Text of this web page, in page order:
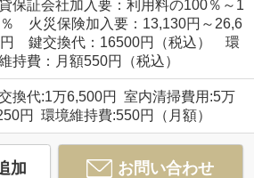
保証会社加入要：利用料の100％～1
火災保険加入要：13,130円～26,6
鍵交換代：16500円（税込） 環
持費：月額550円（税込）
換代:1万6,500円 室内清掃費用:5万
円 環境維持費:550円（月額）
加 お問い合わせ